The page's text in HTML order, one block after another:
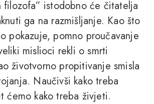
filozofa” istodobno će čitatelja
ga na razmišljanje. Kao što
pokazuje, pomno proučavanje
mislioci rekli o smrti
životvorno propitivanje smisla
Naučivši kako treba
ćemo kako treba živjeti.